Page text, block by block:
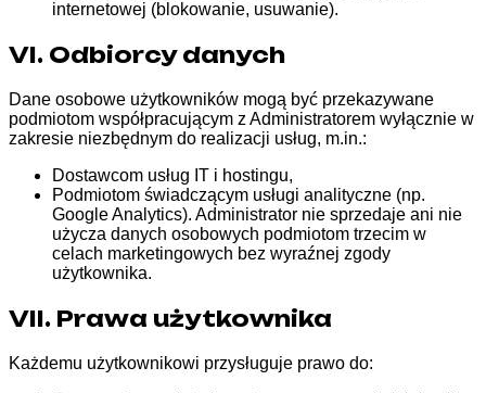
internetowej (blokowanie, usuwanie).
VI. Odbiorcy danych
Dane osobowe użytkowników mogą być przekazywane
podmiotom współpracującym z Administratorem wyłącznie w
zakresie niezbędnym do realizacji usług, m.in.:
Dostawcom usług IT i hostingu,
Podmiotom świadczącym usługi analityczne (np.
Google Analytics). Administrator nie sprzedaje ani nie
użycza danych osobowych podmiotom trzecim w
celach marketingowych bez wyraźnej zgody
użytkownika.
VII. Prawa użytkownika
Każdemu użytkownikowi przysługuje prawo do: